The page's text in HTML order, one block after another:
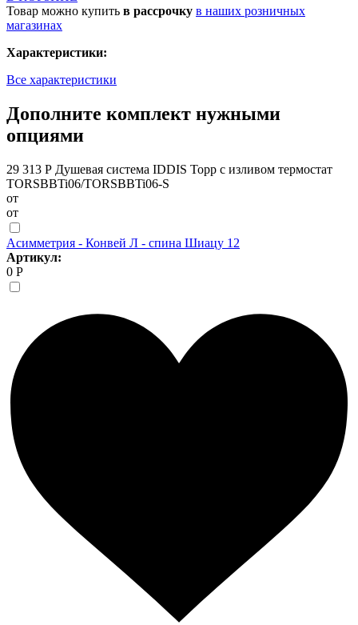
Товар можно купить в рассрочку в наших розничных
магазинах
Характеристики:
Все характеристики
Дополните комплект нужными
опциями
29 313 Р Душевая система IDDIS Торр с изливом термостат
TORSBBTi06/TORSBBTi06-S
от
от
Асимметрия - Конвей Л - спина Шиацу 12
Артикул:
0 Р